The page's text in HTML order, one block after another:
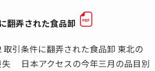
弄された食品卸
引条件に翻弄された食品卸 東北の
失 日本アクセスの今年三月の品目別